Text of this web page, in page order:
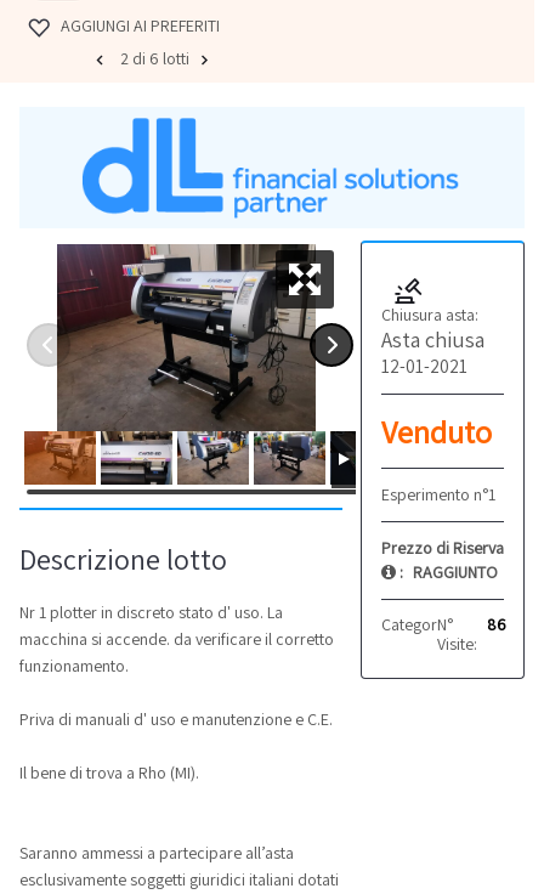
AGGIUNGI AI PREFERITI
2 di 6 lotti
Chiusura asta:
Asta chiusa
12-01-2021
Venduto
Esperimento n°1
Prezzo di Riserva
: RAGGIUNTO
Categoria: Macchine
N°
Visite:
86
Descrizione lotto
Nr 1 plotter in discreto stato d' uso. La
macchina si accende. da verificare il corretto
funzionamento.
Priva di manuali d' uso e manutenzione e C.E.
Il bene di trova a Rho (MI).
Saranno ammessi a partecipare all’asta
esclusivamente soggetti giuridici italiani dotati